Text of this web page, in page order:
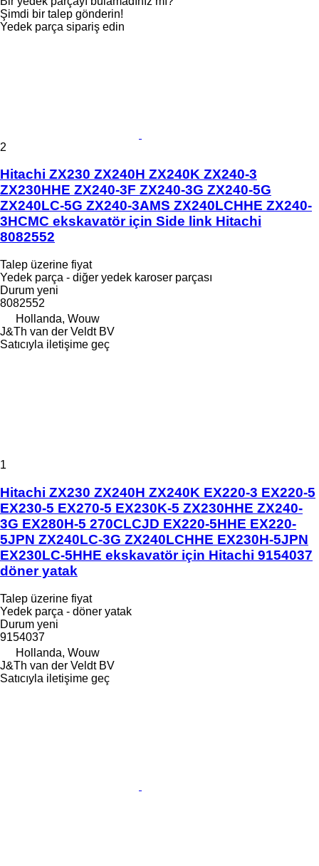
Şimdi bir talep gönderin!
Yedek parça sipariş edin
2
Hitachi ZX230 ZX240H ZX240K ZX240-3
ZX230HHE ZX240-3F ZX240-3G ZX240-5G
ZX240LC-5G ZX240-3AMS ZX240LCHHE ZX240-
3HCMC ekskavatör için Side link Hitachi
8082552
Talep üzerine fiyat
Yedek parça - diğer yedek karoser parçası
Durum yeni
8082552
Hollanda, Wouw
J&Th van der Veldt BV
Satıcıyla iletişime geç
1
Hitachi ZX230 ZX240H ZX240K EX220-3 EX220-5
EX230-5 EX270-5 EX230K-5 ZX230HHE ZX240-
3G EX280H-5 270CLCJD EX220-5HHE EX220-
5JPN ZX240LC-3G ZX240LCHHE EX230H-5JPN
EX230LC-5HHE ekskavatör için Hitachi 9154037
döner yatak
Talep üzerine fiyat
Yedek parça - döner yatak
Durum yeni
9154037
Hollanda, Wouw
J&Th van der Veldt BV
Satıcıyla iletişime geç